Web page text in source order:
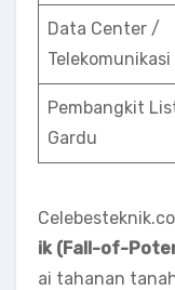
Data Center /
Telekomunikasi
Pembangkit
Gardu
ik (Fall-of-
ai tahanan